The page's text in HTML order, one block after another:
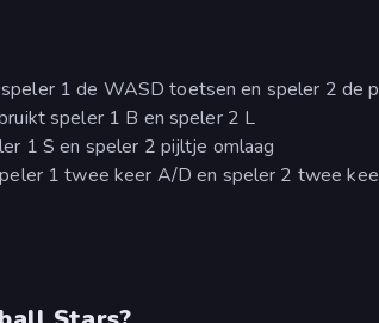
1 de WASD toetsen en speler 2 de
speler 1 B en speler 2 L
1 S en speler 2 pijltje omlaag
1 twee keer A/D en speler 2 twee